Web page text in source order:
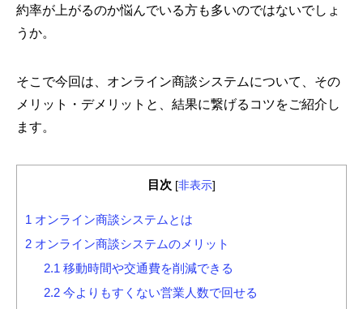
約率が上がるのか悩んでいる方も多いのではないでしょ
うか。
そこで今回は、オンライン商談システムについて、その
メリット・デメリットと、結果に繋げるコツをご紹介し
ます。
目次 [非表示]
1 オンライン商談システムとは
2 オンライン商談システムのメリット
2.1 移動時間や交通費を削減できる
2.2今よりもすくない営業人数で回せる